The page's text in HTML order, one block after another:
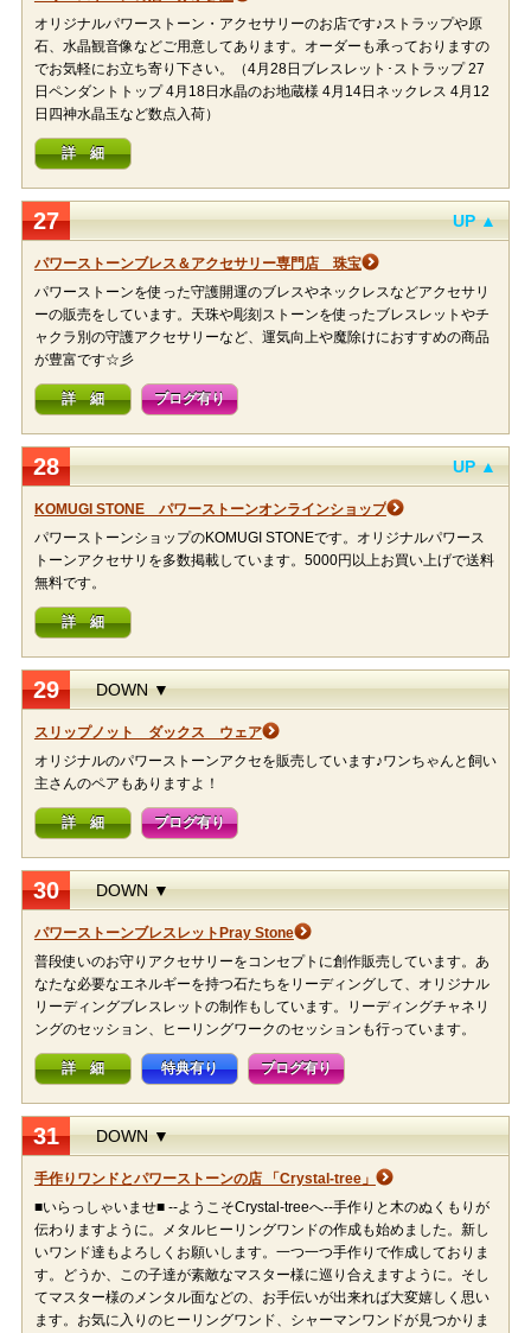
オリジナルパワーストーン・アクセサリーのお店です♪ストラップや原
石、水晶観音像などご用意してあります。オーダーも承っておりますの
でお気軽にお立ち寄り下さい。（4月28日ブレスレット･ストラップ 27
日ペンダントトップ 4月18日水晶のお地蔵様 4月14日ネックレス 4月12
日四神水晶玉など数点入荷）
詳 細
27 UP ▲
パワーストーンブレス＆アクセサリー専門店 珠宝
パワーストーンを使った守護開運のブレスやネックレスなどアクセサリ
ーの販売をしています。天珠や彫刻ストーンを使ったブレスレットやチ
ャクラ別の守護アクセサリーなど、運気向上や魔除けにおすすめの商品
が豊富です☆彡
詳 細 ブログ有り
28 UP ▲
KOMUGI STONE パワーストーンオンラインショップ
パワーストーンショップのKOMUGI STONEです。オリジナルパワース
トーンアクセサリを多数掲載しています。5000円以上お買い上げで送料
無料です。
詳 細
29 DOWN ▼
スリップノット ダックス ウェア
オリジナルのパワーストーンアクセを販売しています♪ワンちゃんと飼い
主さんのペアもありますよ！
詳 細 ブログ有り
30 DOWN ▼
パワーストーンブレスレットPray Stone
普段使いのお守りアクセサリーをコンセプトに創作販売しています。あ
なたな必要なエネルギーを持つ石たちをリーディングして、オリジナル
リーディングブレスレットの制作もしています。リーディングチャネリ
ングのセッション、ヒーリングワークのセッションも行っています。
詳 細 特典有り ブログ有り
31 DOWN ▼
手作りワンドとパワーストーンの店 「Crystal-tree」
■いらっしゃいませ■ --ようこそCrystal-treeへ--手作りと木のぬくもりが
伝わりますように。メタルヒーリングワンドの作成も始めました。新し
いワンド達もよろしくお願いします。一つ一つ手作りで作成しておりま
す。どうか、この子達が素敵なマスター様に巡り合えますように。そし
てマスター様のメンタル面などの、お手伝いが出来れば大変嬉しく思い
ます。お気に入りのヒーリングワンド、シャーマンワンドが見つかりま